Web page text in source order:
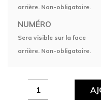
arrière. Non-obligatoire.
NUMÉRO
Sera visible sur la face
arrière. Non-obligatoire.
Maillot
Esport